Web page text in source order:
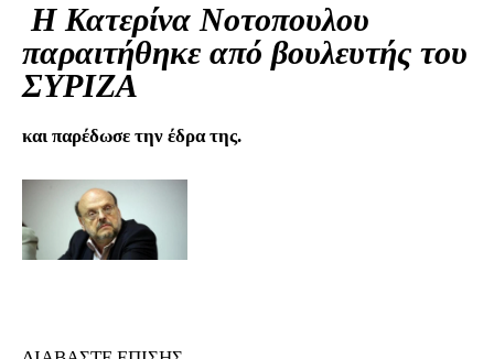
Η Κατερίνα Νοτοπουλου
παραιτήθηκε από βουλευτής του
ΣΥΡΙΖΑ
και παρέδωσε την έδρα της.